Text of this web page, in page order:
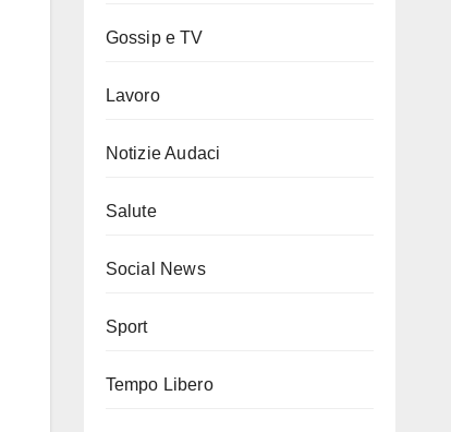
Gossip e TV
Lavoro
Notizie Audaci
Salute
Social News
Sport
Tempo Libero